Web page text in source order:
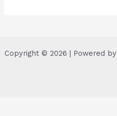
Copyright © 2026 | Powered by